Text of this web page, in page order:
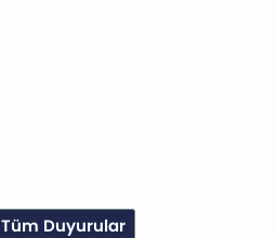
Tüm Duyurular